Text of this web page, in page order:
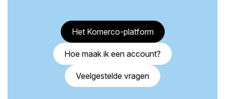
Het Komerco-platform
Hoe maak ik een account?
Veelgestelde vragen